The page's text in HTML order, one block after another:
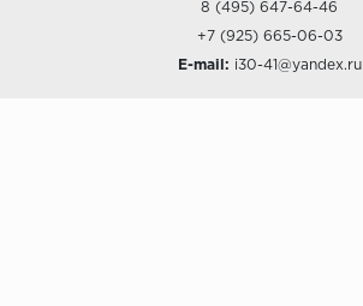
8 (495) 647-64-46
+7 (925) 665-06-03
E-mail: i30-41@yandex.ru